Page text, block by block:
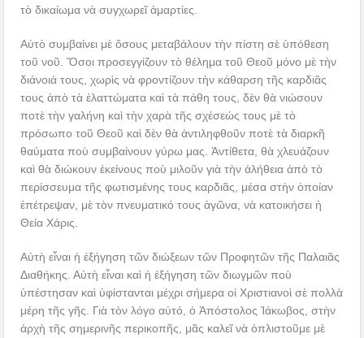
τὸ δικαίωμα νὰ συγχωρεῖ ἁμαρτίες.
Αὐτὸ συμβαίνει μὲ ὅσους μεταβάλουν τὴν πίστη σὲ ὑπόθεση
τοῦ νοῦ. Ὅσοι προσεγγίζουν τὸ θέλημα τοῦ Θεοῦ μόνο μὲ τὴν
διάνοιά τους, χωρὶς νὰ φροντίζουν τὴν κάθαρση τῆς καρδιᾶς
τους ἀπὸ τὰ ἐλαττώματα καὶ τὰ πάθη τους, δὲν θὰ νιώσουν
ποτὲ τὴν γαλήνη καὶ τὴν χαρὰ τῆς σχέσεώς τους μὲ τὸ
πρόσωπο τοῦ Θεοῦ καὶ δὲν θὰ ἀντιληφθοῦν ποτὲ τὰ διαρκῆ
θαύματα ποὺ συμβαίνουν γύρω μας. Ἀντίθετα, θὰ χλευάζουν
καὶ θὰ διώκουν ἐκείνους ποὺ μιλοῦν γιὰ τὴν ἀλήθεια ἀπὸ τὸ
περίσσευμα τῆς φωτισμένης τους καρδιᾶς, μέσα στὴν ὁποίαν
ἐπέτρεψαν, μὲ τὸν πνευματικό τους ἀγῶνα, νὰ κατοικήσει ἡ
Θεία Χάρις.
Αὐτὴ εἶναι ἡ ἐξήγηση τῶν διώξεων τῶν Προφητῶν τῆς Παλαιᾶς
Διαθήκης. Αὐτὴ εἶναι καὶ ἡ ἐξήγηση τῶν διωγμῶν ποὺ
ὑπέστησαν καὶ ὑφίστανται μέχρι σήμερα οἱ Χριστιανοὶ σὲ πολλὰ
μέρη τῆς γῆς. Γιὰ τὸν λόγο αὐτό, ὁ Ἀπόστολος Ἰάκωβος, στὴν
ἀρχὴ τῆς σημερινῆς περικοπῆς, μᾶς καλεῖ νὰ ὁπλιστοῦμε μὲ